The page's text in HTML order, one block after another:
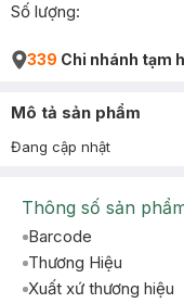
Số lượng:
339 Chi nhánh tạm
Mô tả sản phẩm
Đang cập nhật
Thông số sản
Barcode
Thương Hiệu
Xuất xứ thương hiệu